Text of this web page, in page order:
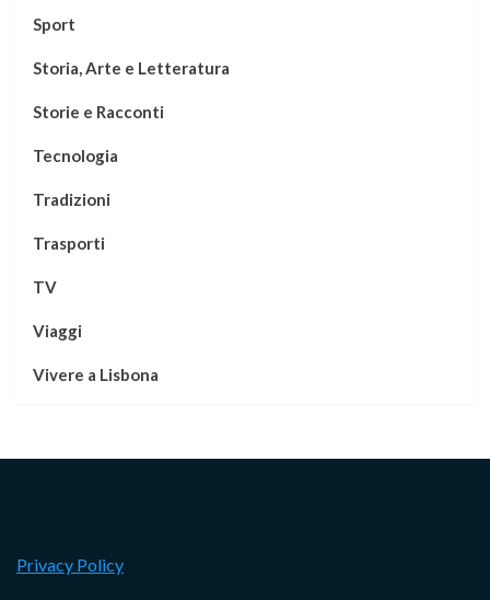
Sport
Storia, Arte e Letteratura
Storie e Racconti
Tecnologia
Tradizioni
Trasporti
TV
Viaggi
Vivere a Lisbona
Privacy Policy